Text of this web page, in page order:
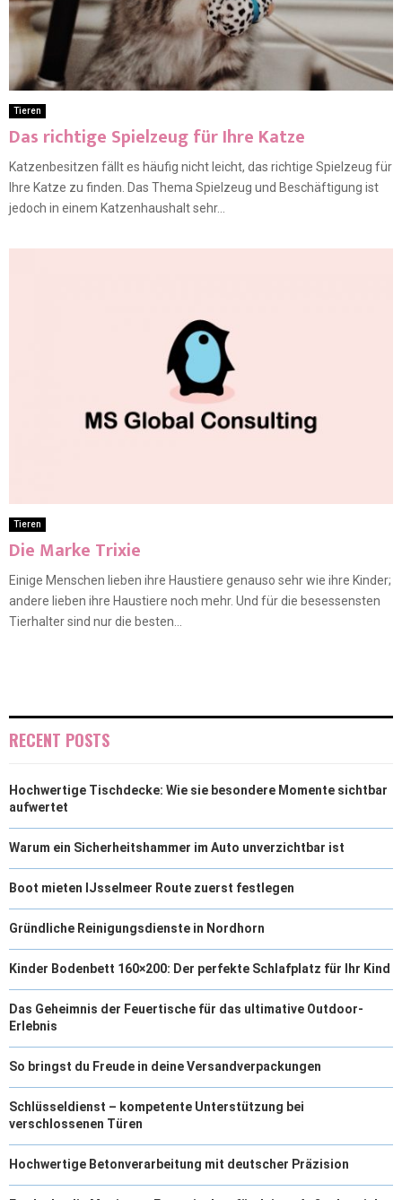
Tieren
Das richtige Spielzeug für Ihre Katze
Katzenbesitzen fällt es häufig nicht leicht, das richtige Spielzeug für
Ihre Katze zu finden. Das Thema Spielzeug und Beschäftigung ist
jedoch in einem Katzenhaushalt sehr...
Tieren
Die Marke Trixie
Einige Menschen lieben ihre Haustiere genauso sehr wie ihre Kinder;
andere lieben ihre Haustiere noch mehr. Und für die besessensten
Tierhalter sind nur die besten...
RECENT POSTS
Hochwertige Tischdecke: Wie sie besondere Momente sichtbar
aufwertet
Warum ein Sicherheitshammer im Auto unverzichtbar ist
Boot mieten IJsselmeer Route zuerst festlegen
Gründliche Reinigungsdienste in Nordhorn
Kinder Bodenbett 160×200: Der perfekte Schlafplatz für Ihr Kind
Das Geheimnis der Feuertische für das ultimative Outdoor-
Erlebnis
So bringst du Freude in deine Versandverpackungen
Schlüsseldienst – kompetente Unterstützung bei
verschlossenen Türen
Hochwertige Betonverarbeitung mit deutscher Präzision